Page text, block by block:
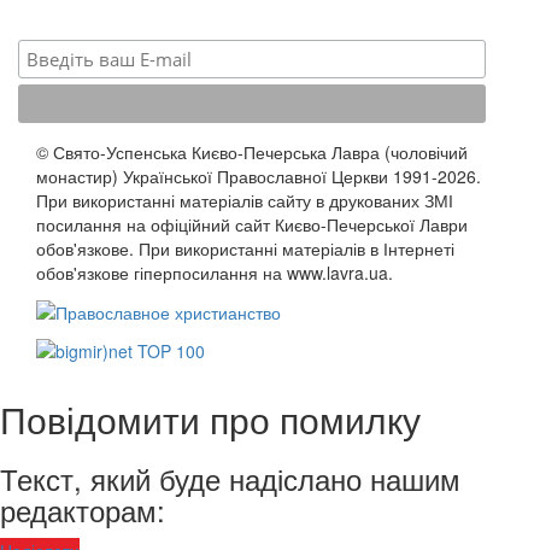
© Свято-Успенська Києво-Печерська Лавра (чоловічий
монастир) Української Православної Церкви 1991-2026.
При використанні матеріалів сайту в друкованих ЗМІ
посилання на офіційний сайт Києво-Печерської Лаври
обов'язкове. При використанні матеріалів в Інтернеті
обов'язкове гіперпосилання на www.lavra.ua.
Повідомити про помилку
Текст, який буде надіслано нашим
редакторам: